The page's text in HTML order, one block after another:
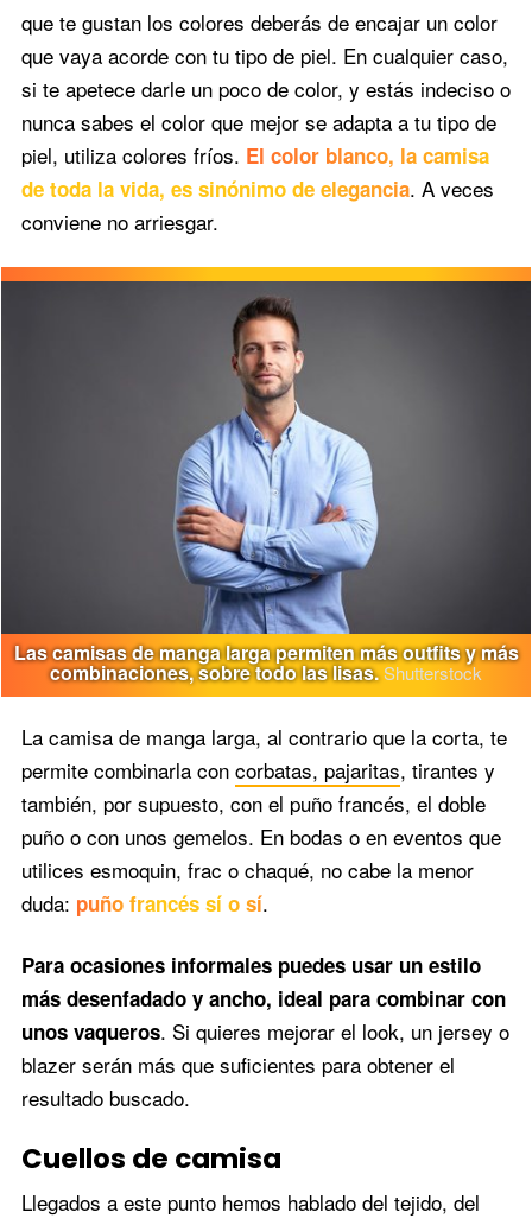
que te gustan los colores deberás de encajar un color
que vaya acorde con tu tipo de piel. En cualquier caso,
si te apetece darle un poco de color, y estás indeciso o
nunca sabes el color que mejor se adapta a tu tipo de
piel, utiliza colores fríos. El color blanco, la camisa
de toda la vida, es sinónimo de elegancia. A veces
conviene no arriesgar.
Las camisas de manga larga permiten más outfits y más
combinaciones, sobre todo las lisas.Shutterstock
La camisa de manga larga, al contrario que la corta, te
permite combinarla con corbatas, pajaritas, tirantes y
también, por supuesto, con el puño francés, el doble
puño o con unos gemelos. En bodas o en eventos que
utilices esmoquin, frac o chaqué, no cabe la menor
duda: puño francés sí o sí.
Para ocasiones informales puedes usar un estilo
más desenfadado y ancho, ideal para combinar con
unos vaqueros. Si quieres mejorar el look, un jersey o
blazer serán más que suficientes para obtener el
resultado buscado.
Cuellos de camisa
Llegados a este punto hemos hablado del tejido, del